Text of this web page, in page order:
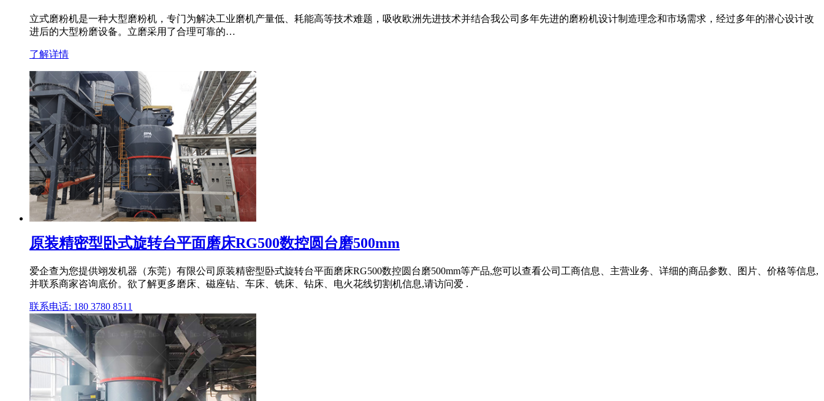
立式磨粉机是一种大型磨粉机，专门为解决工业磨机产量低、耗能高等技术难题，吸收欧洲先进技术并结合我公司多年先进的磨粉机设计制造理念和市场需求，经过多年的潜心设计改
进后的大型粉磨设备。立磨采用了合理可靠的…
了解详情
原装精密型卧式旋转台平面磨床RG500数控圆台磨500mm
爱企查为您提供翊发机器（东莞）有限公司原装精密型卧式旋转台平面磨床RG500数控圆台磨500mm等产品,您可以查看公司工商信息、主营业务、详细的商品参数、图片、价格等信息,
并联系商家咨询底价。欲了解更多磨床、磁座钻、车床、铣床、钻床、电火花线切割机信息,请访问爱 .
联系电话: 180 3780 8511